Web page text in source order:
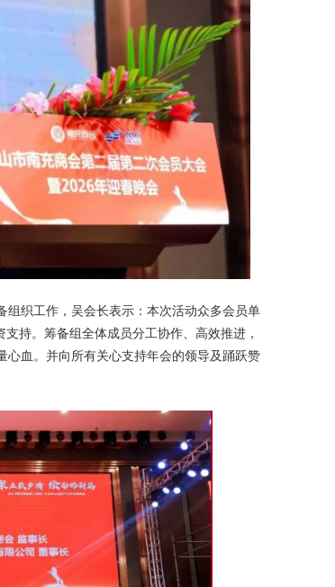
组织工作，吴会长表示：本次活动众多会员单
持。筹备组全体成员分工协作、高效推进，
心血。并向所有关心支持年会的领导及踊跃赞